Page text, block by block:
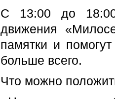
С 13:00 до 18:00
движения
памятки и
больше всего.
Что можно